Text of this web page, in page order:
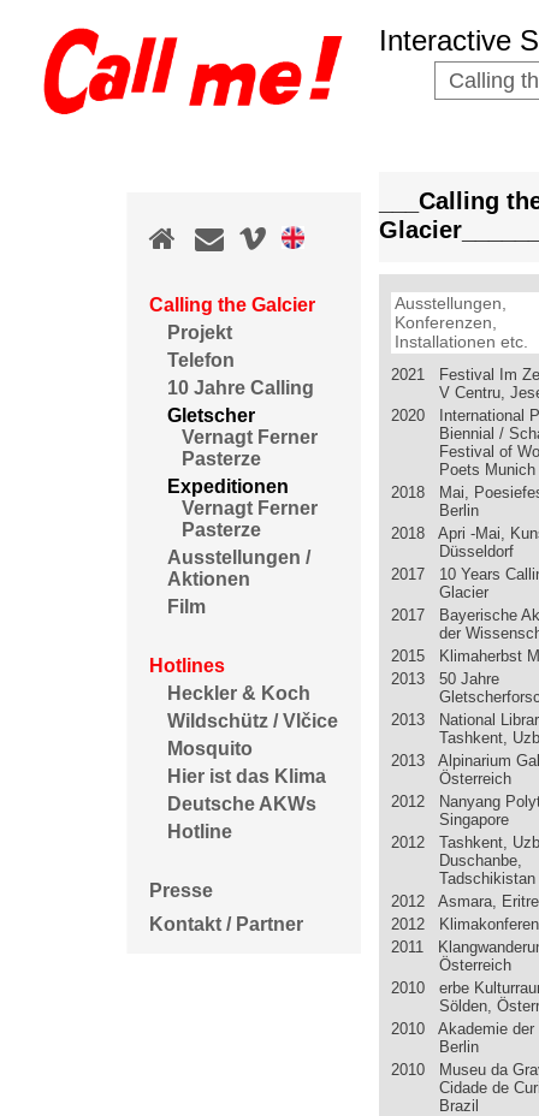
Calling the Galcier
Projekt
Telefon
10 Jahre Calling
Gletscher
Vernagt Ferner
Pasterze
Expeditionen
Vernagt Ferner
Pasterze
Ausstellungen /
Aktionen
Film
Hotlines
Heckler & Koch
Wildschütz / Vlčice
Mosquito
Hier ist das Klima
Deutsche AKWs
Hotline
Presse
Kontakt / Partner
Interactive
Calling
___Calling
Ausstellungen,
Konferenzen,
Installationen etc.
2021 Festival Im
V Centru,
2020 International
Biennial /
Festival of
Poets Munich
2018 Mai,
Berlin
2018 Apri -Mai,
Düsseldorf
2017 10 Years
Glacier
2017 Bayerische
der
2015 Klimaherbst
2013 50 Jahre
2013 National
Tashkent,
2013 Alpinarium
Österreich
2012 Nanyang
Singapore
2012 Tashkent,
Duschanbe,
Tadschikistan
2012 Asmara,
2012
2011
Österreich
2010 erbe
Sölden,
2010 Akademie der
Berlin
2010 Museu da
Cidade de
Brazil